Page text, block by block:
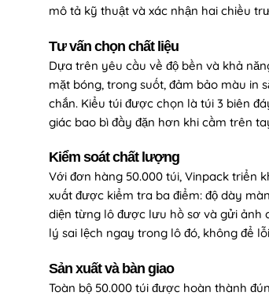
mô tả kỹ thuật và xác nhận hai chiều
Tư vấn chọn chất liệu
Dựa trên yêu cầu về độ bền và khả
mặt bóng, trong suốt, đảm bảo màu in
chắn. Kiểu túi được chọn là túi 3 biên
giác bao bì đầy đặn hơn khi cầm trên
Kiểm soát chất lượng
Với đơn hàng 50.000 túi, Vinpack triển
xuất được kiểm tra ba điểm: độ dày
diện từng lô được lưu hồ sơ và gửi ảnh
lý sai lệch ngay trong lô đó, không để
Sản xuất và bàn giao
Toàn bộ 50.000 túi được hoàn thành